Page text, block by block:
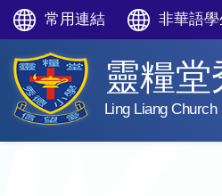
常用連結 非華語
靈糧
Ling Liang